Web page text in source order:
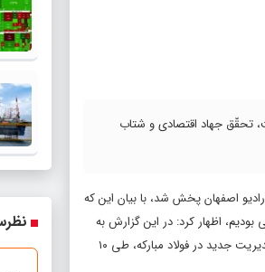
تحقّق جهاد اقتصادی و شتاب
اصفهان پخش شد، با بیان این که
اظهار کرد: در این گزارش به
دو بخش اشاره شده که بخش اول آن مربوط به تخلفات اشخاص، در راستای دستور رئیس‌جمهور و وزیر صمت وقت بوده که با آغاز فعالیت مدیریت جدید در فولاد مبارکه، طی ۱۰